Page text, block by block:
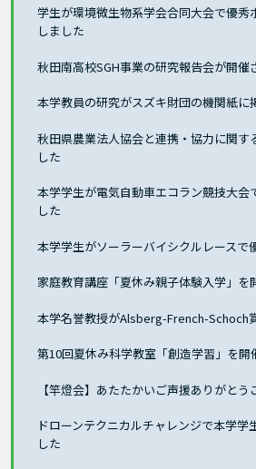
学生が環境微生物系学会合同大会で優秀
しました
秋田南高校SGH事業の研究報告会が開催
本学教員の研究がスズキ財団の機関紙に
秋田県農業法人協会と連携・協力に関す
した
本学学生が電気自動車エコラン競技大会
した
本学学生がソーラーバイシクルレースで
家庭教育講座「夏休み親子体験入学」を
本学名誉教授がAlsberg-French-Schoch
第10回夏休み科学教室「創造学習」を開
【竿燈会】あたたかいご声援ありがとう
ドローンテクニカルチャレンジで本学学
した